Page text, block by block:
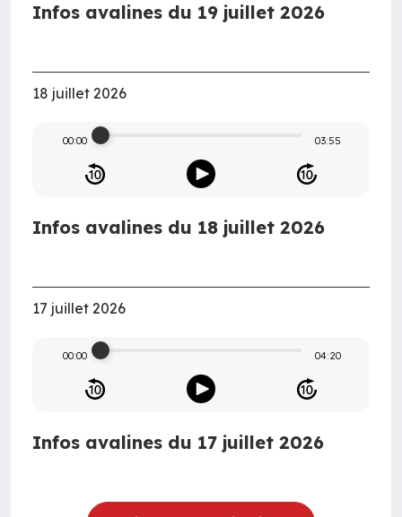
Infos avalines du 19 juillet 2026
18 juillet 2026
00:00 03:55
Infos avalines du 18 juillet 2026
17 juillet 2026
00:00 04:20
Infos avalines du 17 juillet 2026